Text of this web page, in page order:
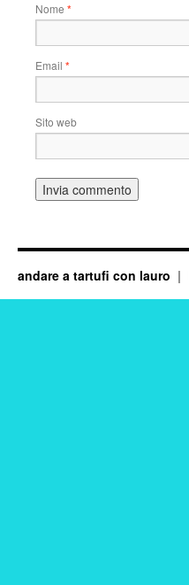
Nome *
Email *
Sito web
andare a tartufi con lauro